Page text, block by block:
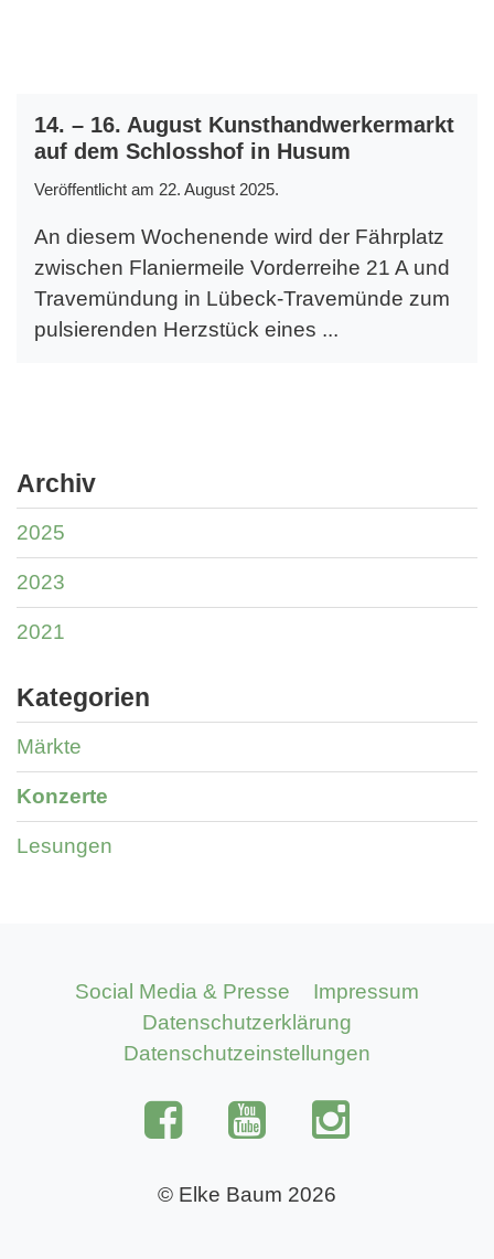
14. – 16. August Kunsthandwerkermarkt
auf dem Schlosshof in Husum
Veröffentlicht am 22. August 2025.
An diesem Wochenende wird der Fährplatz
zwischen Flaniermeile Vorderreihe 21 A und
Travemündung in Lübeck-Travemünde zum
pulsierenden Herzstück eines ...
Archiv
2025
2023
2021
Kategorien
Märkte
Konzerte
Lesungen
Social Media & Presse
Impressum
Datenschutzerklärung
Datenschutzeinstellungen
© Elke Baum 2026